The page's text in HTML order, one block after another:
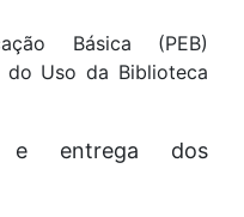
Básica (PEB)
do Uso da Biblioteca
e entrega dos